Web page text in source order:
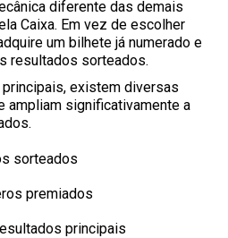
diferente das demais
Caixa. Em vez de escolher
um bilhete já numerado e
resultados sorteados.
existem diversas
ampliam significativamente a
sorteados
premiados
principais